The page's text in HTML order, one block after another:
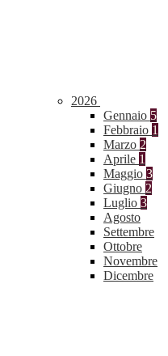
2026
Gennaio 5
Febbraio 1
Marzo 2
Aprile 1
Maggio 3
Giugno 2
Luglio 3
Agosto
Settembre
Ottobre
Novembre
Dicembre